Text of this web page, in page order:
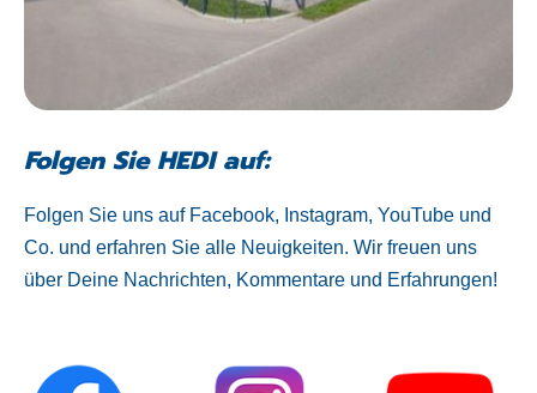
Folgen Sie HEDI auf:
Folgen Sie uns auf Facebook, Instagram, YouTube und
Co. und erfahren Sie alle Neuigkeiten. Wir freuen uns
über Deine Nachrichten, Kommentare und Erfahrungen!